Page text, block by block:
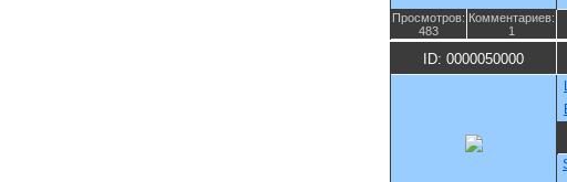
Просмотров:
483
Комментариев:
1
ID: 0000050000